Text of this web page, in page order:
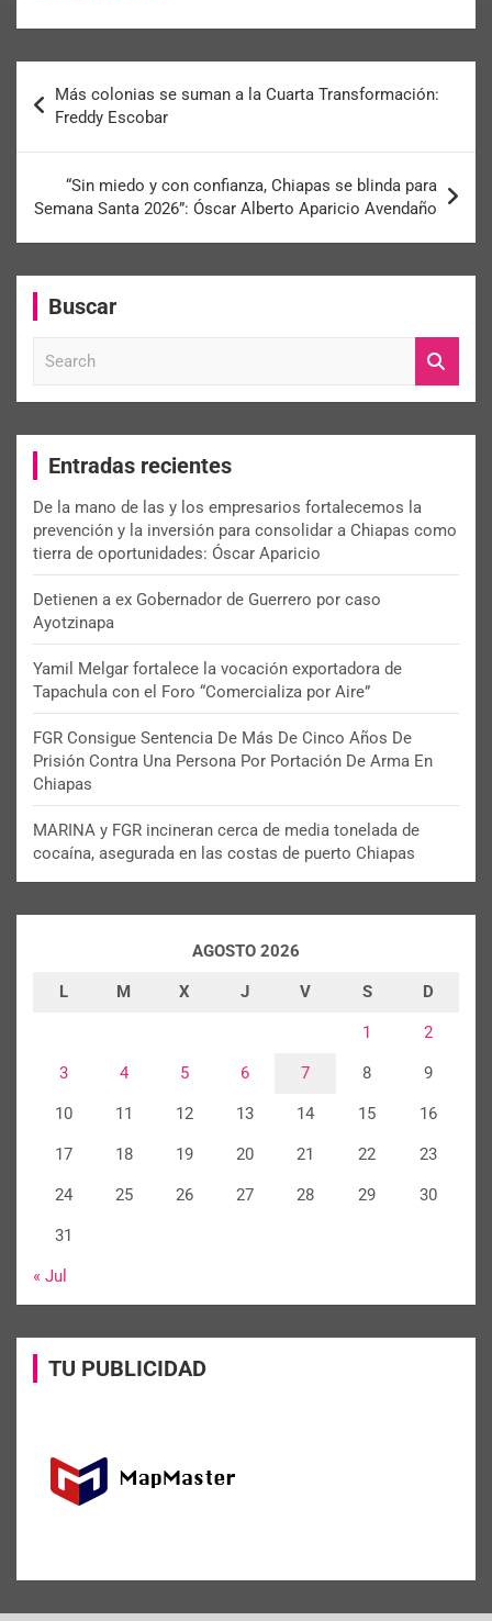
Más colonias se suman a la Cuarta Transformación:
Freddy Escobar
“Sin miedo y con confianza, Chiapas se blinda para
Semana Santa 2026”: Óscar Alberto Aparicio Avendaño
Buscar
c
Entradas recientes
De la mano de las y los empresarios fortalecemos la
prevención y la inversión para consolidar a Chiapas como
tierra de oportunidades: Óscar Aparicio
Detienen a ex Gobernador de Guerrero por caso
Ayotzinapa
Yamil Melgar fortalece la vocación exportadora de
Tapachula con el Foro “Comercializa por Aire”
FGR Consigue Sentencia De Más De Cinco Años De
Prisión Contra Una Persona Por Portación De Arma En
Chiapas
MARINA y FGR incineran cerca de media tonelada de
cocaína, asegurada en las costas de puerto Chiapas
AGOSTO 2026
L M X J V S D
1 2
3 4 5 6 7 8 9
10 11 12 13 14 15 16
17 18 19 20 21 22 23
24 25 26 27 28 29 30
31
« Jul
TU PUBLICIDAD